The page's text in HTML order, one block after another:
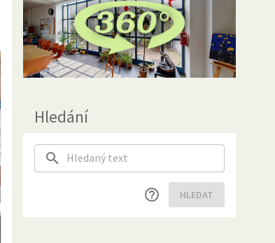
Hledání
HLEDAT